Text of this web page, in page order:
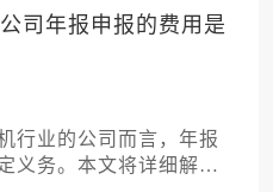
细节，并提供实用的准
，助您高效、合规地完
司年报申报的费用是
行业的公司而言，年报
义务。本文将详细解析